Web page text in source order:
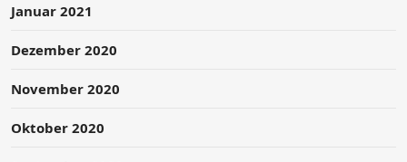
Januar 2021
Dezember 2020
November 2020
Oktober 2020